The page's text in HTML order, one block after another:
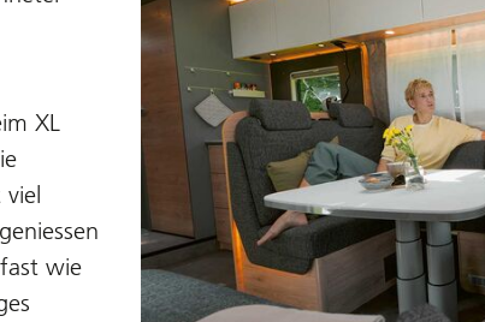
XL
wie